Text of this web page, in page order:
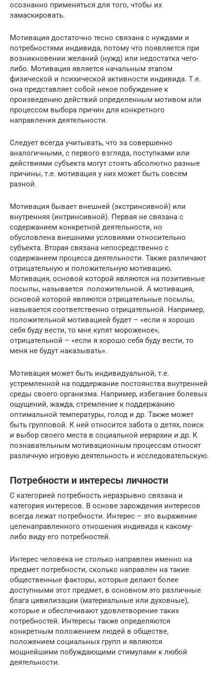
осознанно применяться для того, чтобы их
замаскировать.
Мотивация достаточно тесно связана с нуждами и
потребностями индивида, потому что появляется при
возникновении желаний (нужд) или недостатка чего-
либо. Мотивация является начальным этапом
физической и психической активности индивида. Т.е.
она представляет собой некое побуждение к
произведению действий определенным мотивом или
процессом выбора причин для конкретного
направления деятельности.
Следует всегда учитывать, что за совершенно
аналогичными, с первого взгляда, поступками или
действиями субъекта могут стоять абсолютно разные
причины, т.е. мотивация у них может быть совсем
разной.
Мотивация бывает внешней (экстринсивной) или
внутренняя (интринсивной). Первая не связана с
содержанием конкретной деятельности, но
обусловлена внешними условиями относительно
субъекта. Вторая связана непосредственно с
содержанием процесса деятельности. Также различают
отрицательную и положительную мотивацию.
Мотивация, основой которой являются на позитивные
посылы, называется положительной. А мотивация,
основой которой являются отрицательные посылы,
называется соответственно отрицательной. Например,
положительной мотивацией будет – «если я хорошо
себя буду вести, то мне купят мороженое»,
отрицательной – «если я хорошо себя буду вести, то
меня не будут наказывать».
Мотивация может быть индивидуальной, т.е.
устремленной на поддержание постоянства внутренней
среды своего организма. Например, избегание болевых
ощущений, жажда, стремление к поддержанию
оптимальной температуры, голод и др. Также может
быть групповой. К ней относится забота о детях, поиск
и выбор своего места в социальной иерархии и др. К
познавательным мотивационным процессам относят
различную игровую деятельность и исследовательскую.
Потребности и интересы личности
С категорией потребность неразрывно связана и
категория интересов. В основе зарождения интересов
всегда лежат потребности. Интерес – это выражение
целенаправленного отношения индивида к какому-
либо виду его потребностей.
Интерес человека не столько направлен именно на
предмет потребности, сколько направлен на такие
общественные факторы, которые делают более
доступными этот предмет, в основном это различные
блага цивилизации (материальные или духовные),
которые и обеспечивают удовлетворение таких
потребностей. Интересы также определяются
конкретным положением людей в обществе,
положением социальных групп и являются
мощнейшими побуждающими стимулами к любой
деятельности.